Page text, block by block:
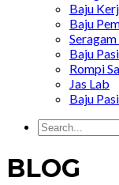
Baju
Baju
Baju
Rompi
Jas Lab
Baju
BLOG